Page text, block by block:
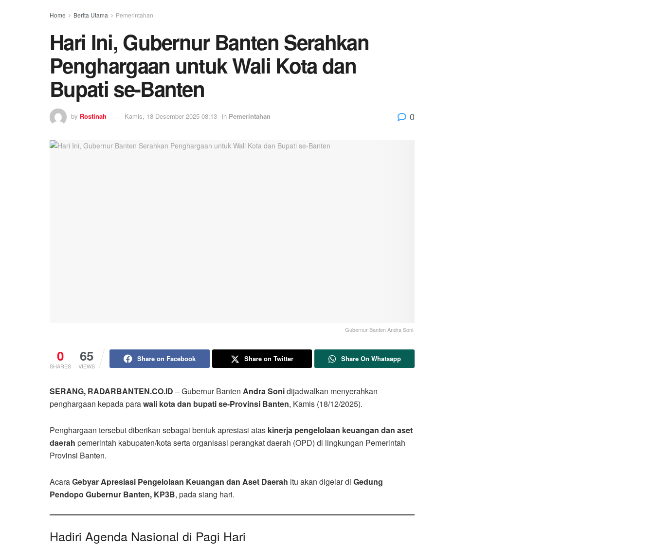
Home Berita Utama Pemerintahan
Hari Ini, Gubernur Banten Serahkan
Penghargaan untuk Wali Kota dan
Bupati se-Banten
by Rostinah Kamis, 18 Desember 2025 08:13 in Pemerintahan 0
Gubernur Banten Andra Soni.
0
SHARES
65
VIEWS
Share on Facebook Share on Twitter Share On Whatsapp
SERANG, RADARBANTEN.CO.ID – Gubernur Banten Andra Sonidijadwalkan menyerahkan
penghargaan kepada parawali kota dan bupati se-Provinsi Banten, Kamis (18/12/2025).
Penghargaan tersebut diberikan sebagai bentuk apresiasi atas kinerja pengelolaan keuangan dan aset
daerah pemerintah kabupaten/kota serta organisasi perangkat daerah (OPD) di lingkungan Pemerintah
Provinsi Banten.
AcaraGebyar Apresiasi Pengelolaan Keuangan dan Aset Daerah itu akan digelar di Gedung
Pendopo Gubernur Banten, KP3B, pada siang hari.
Hadiri Agenda Nasional di Pagi Hari